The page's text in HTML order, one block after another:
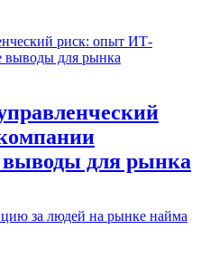
выводы для рынка